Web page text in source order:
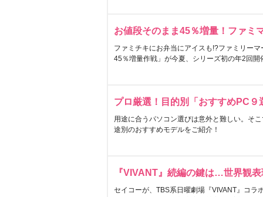
お値段そのまま45％増量！ファミ
ファミチキにお弁当にアイスも!?ファミリー
45％増量作戦」が今夏、シリーズ初の年2回開
プロ厳選！目的別「おすすめPC９
用途に合うパソコン選びは意外と難しい。そ
途別のおすすめモデルをご紹介！
『VIVANT』続編の鍵は…世界観
セイコーが、TBS系日曜劇場『VIVANT』コラ